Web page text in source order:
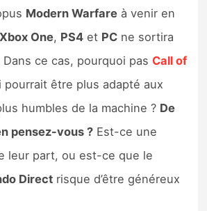
Modern Warfare à venir en
Xbox One, PS4 et PC ne sortira
Dans ce cas, pourquoi pas Call of
pourrait être plus adapté aux
humbles de la machine ? De
pensez-vous ? Est-ce une
leur part, ou est-ce que le
Direct risque d’être généreux